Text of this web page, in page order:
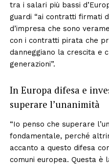
tra i salari più bassi
guardi “ai contratti firmati
d’impresa che sono
con i contratti pirata che
danneggiano la crescita e
generazioni”.
In Europa difesa e
superare l’unanimità
“Io penso che superare
fondamentale, perché
accanto a questo difesa
comuni europea. Questa è